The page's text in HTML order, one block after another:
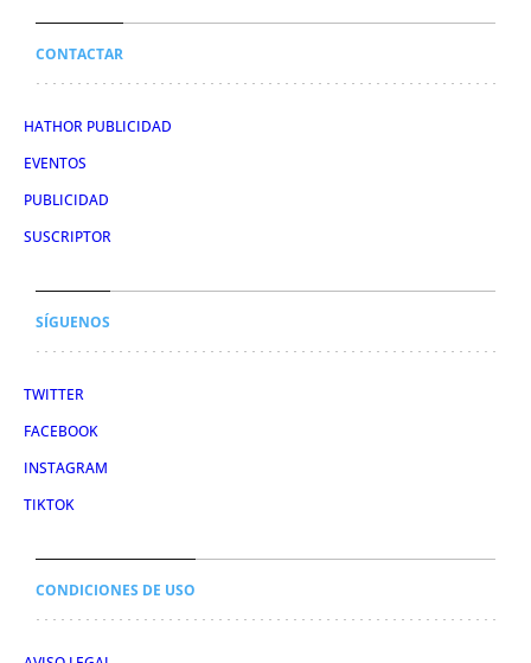
CONTACTAR
HATHOR PUBLICIDAD
EVENTOS
PUBLICIDAD
SUSCRIPTOR
SÍGUENOS
TWITTER
FACEBOOK
INSTAGRAM
TIKTOK
CONDICIONES DE USO